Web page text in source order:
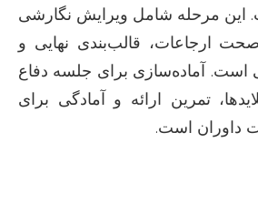
این مرحله شامل ویرایش نگارشی
ارجاعات، قالب‌بندی نهایی و
است. آماده‌سازی برای جلسه دفاع
تمرین ارائه و آمادگی برای
داوران است.